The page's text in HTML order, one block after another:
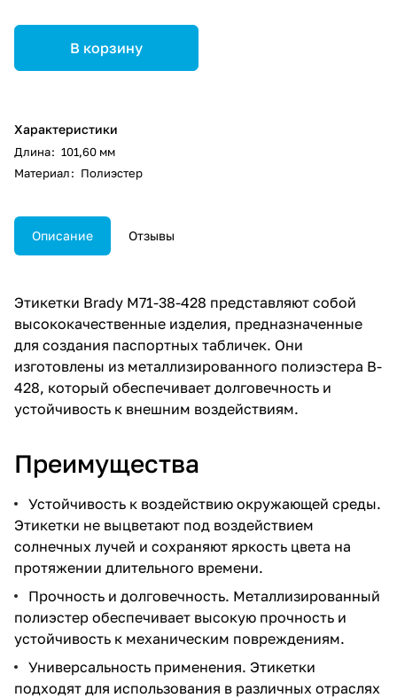
В корзину
Характеристики
Длина: 101,60 мм
Материал: Полиэстер
Описание Отзывы
Этикетки Brady M71-38-428 представляют собой
высококачественные изделия, предназначенные
для создания паспортных табличек. Они
изготовлены из металлизированного полиэстера B-
428, который обеспечивает долговечность и
устойчивость к внешним воздействиям.
Преимущества
Устойчивость к воздействию окружающей среды.
Этикетки не выцветают под воздействием
солнечных лучей и сохраняют яркость цвета на
протяжении длительного времени.
Прочность и долговечность. Металлизированный
полиэстер обеспечивает высокую прочность и
устойчивость к механическим повреждениям.
Универсальность применения. Этикетки
подходят для использования в различных отраслях